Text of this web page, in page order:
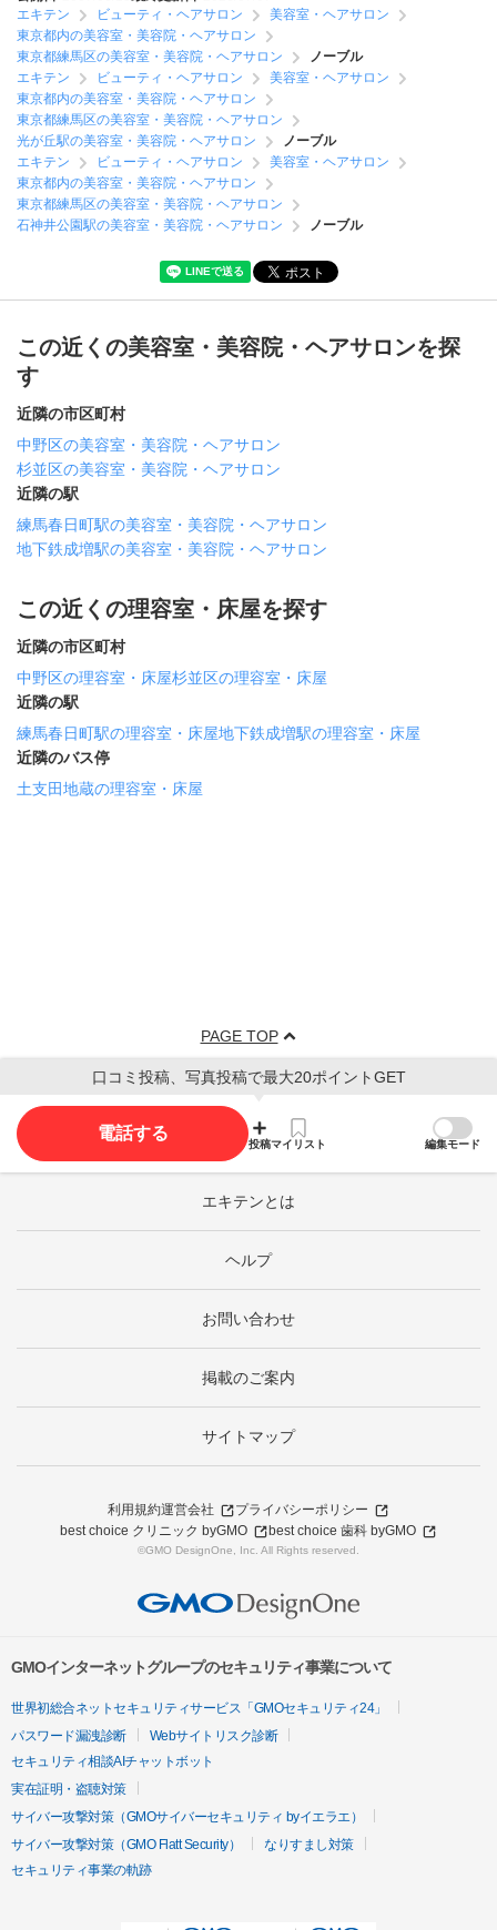
エキテン
ビューティ・ヘアサロン
美容室・ヘアサロン
東京都内の美容室・美容院・ヘアサロン
東京都練馬区の美容室・美容院・ヘアサロン
ノーブル
エキテン
ビューティ・ヘアサロン
美容室・ヘアサロン
東京都内の美容室・美容院・ヘアサロン
東京都練馬区の美容室・美容院・ヘアサロン
光が丘駅の美容室・美容院・ヘアサロン
ノーブル
エキテン
ビューティ・ヘアサロン
美容室・ヘアサロン
東京都内の美容室・美容院・ヘアサロン
東京都練馬区の美容室・美容院・ヘアサロン
石神井公園駅の美容室・美容院・ヘアサロン
ノーブル
この近くの美容室・美容院・ヘアサロンを探
す
近隣の市区町村
中野区の美容室・美容院・ヘアサロン
杉並区の美容室・美容院・ヘアサロン
近隣の駅
練馬春日町駅の美容室・美容院・ヘアサロン
地下鉄成増駅の美容室・美容院・ヘアサロン
この近くの理容室・床屋を探す
近隣の市区町村
中野区の理容室・床屋杉並区の理容室・床屋
近隣の駅
練馬春日町駅の理容室・床屋地下鉄成増駅の理容室・床屋
近隣のバス停
土支田地蔵の理容室・床屋
PAGE TOP
口コミ投稿、写真投稿で最大20ポイントGET
電話する
投稿マイリスト 編集モード
エキテンとは
ヘルプ
お問い合わせ
掲載のご案内
サイトマップ
利用規約運営会社
プライバシーポリシー
best choice クリニック byGMO
best choice 歯科 byGMO
©GMO DesignOne, Inc. All Rights reserved.
GMOインターネットグループのセキュリティ事業について
世界初総合ネットセキュリティサービス「GMOセキュリティ24」
パスワード漏洩診断
Webサイトリスク診断
セキュリティ相談AIチャットボット
実在証明・盗聴対策
サイバー攻撃対策（GMOサイバーセキュリティ byイエラエ）
サイバー攻撃対策（GMO Flatt Security）
なりすまし対策
セキュリティ事業の軌跡